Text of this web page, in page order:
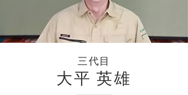
三代目
大平 英雄